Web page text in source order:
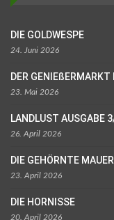
DIE GOLDWESPE
24. Juni 2026
DER
23. Mai 2026
LANDLUST
26. April 2026
DIE GEHÖRNTE
23. April 2026
DIE HORNISSE
20. April 2026